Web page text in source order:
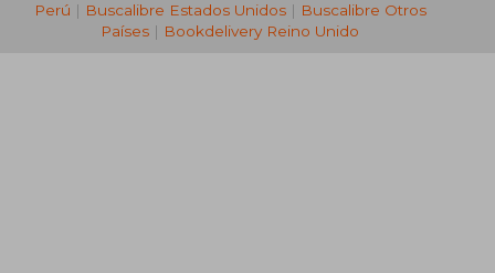
Perú | Buscalibre Estados Unidos| Buscalibre Otros
Países | Bookdelivery Reino Unido